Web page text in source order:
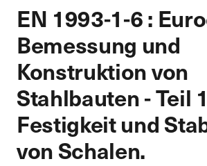
EN 1993-1-6 :
Bemessung und
Konstruktion von
Stahlbauten - Teil
Festigkeit und
von Schalen.